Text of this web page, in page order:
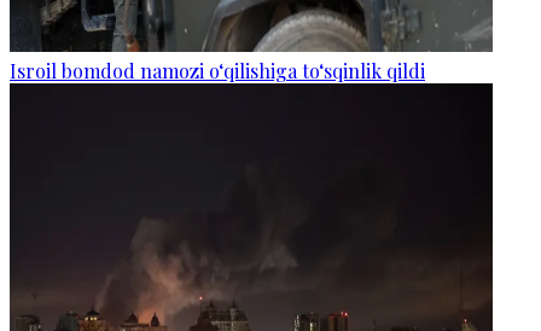
Isroil bomdod namozi o‘qilishiga to‘sqinlik qildi